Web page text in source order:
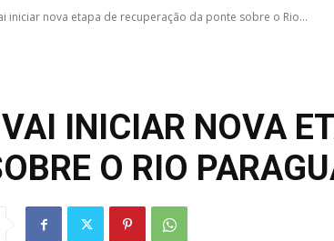
iniciar nova etapa de recuperação da ponte sobre o Rio...
INICIAR NOVA
O RIO